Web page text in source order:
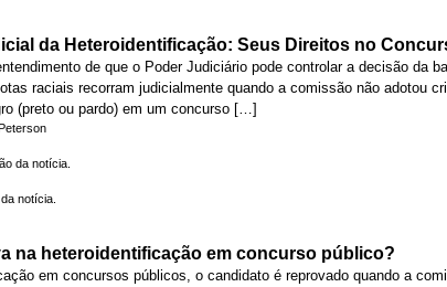
da Heteroidentificação: Seus Direitos no
de que o Poder Judiciário pode controlar a decisão da
raciais recorram judicialmente quando a comissão não adotou
(preto ou pardo) em um concurso […]
na heteroidentificação em concurso público?
em concursos públicos, o candidato é reprovado quando a